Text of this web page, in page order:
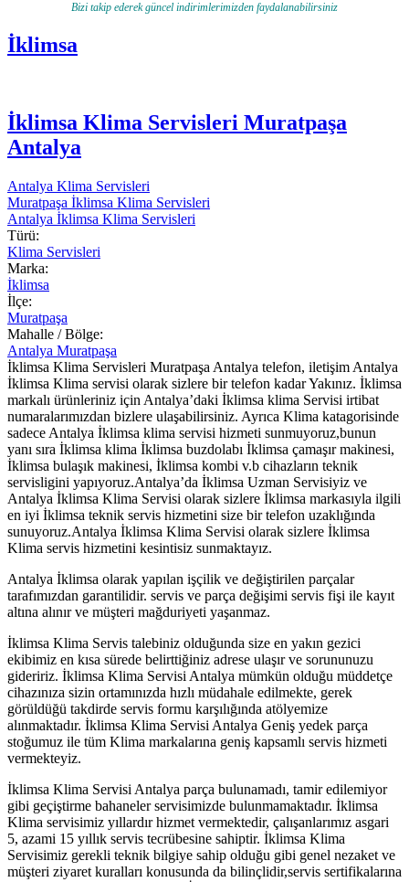
Bizi takip ederek güncel indirimlerimizden faydalanabilirsiniz
İklimsa
İklimsa Klima Servisleri Muratpaşa
Antalya
Antalya Klima Servisleri
Muratpaşa İklimsa Klima Servisleri
Antalya İklimsa Klima Servisleri
Türü:
Klima Servisleri
Marka:
İklimsa
İlçe:
Muratpaşa
Mahalle / Bölge:
Antalya Muratpaşa
İklimsa Klima Servisleri Muratpaşa Antalya telefon, iletişim Antalya
İklimsa Klima servisi olarak sizlere bir telefon kadar Yakınız. İklimsa
markalı ürünleriniz için Antalya’daki İklimsa klima Servisi irtibat
numaralarımızdan bizlere ulaşabilirsiniz. Ayrıca Klima katagorisinde
sadece Antalya İklimsa klima servisi hizmeti sunmuyoruz,bunun
yanı sıra İklimsa klima İklimsa buzdolabı İklimsa çamaşır makinesi,
İklimsa bulaşık makinesi, İklimsa kombi v.b cihazların teknik
servisligini yapıyoruz.Antalya’da İklimsa Uzman Servisiyiz ve
Antalya İklimsa Klima Servisi olarak sizlere İklimsa markasıyla ilgili
en iyi İklimsa teknik servis hizmetini size bir telefon uzaklığında
sunuyoruz.Antalya İklimsa Klima Servisi olarak sizlere İklimsa
Klima servis hizmetini kesintisiz sunmaktayız.
Antalya İklimsa olarak yapılan işçilik ve değiştirilen parçalar
tarafımızdan garantilidir. servis ve parça değişimi servis fişi ile kayıt
altına alınır ve müşteri mağduriyeti yaşanmaz.
İklimsa Klima Servis talebiniz olduğunda size en yakın gezici
ekibimiz en kısa sürede belirttiğiniz adrese ulaşır ve sorununuzu
gideririz. İklimsa Klima Servisi Antalya mümkün olduğu müddetçe
cihazınıza sizin ortamınızda hızlı müdahale edilmekte, gerek
görüldüğü takdirde servis formu karşılığında atölyemize
alınmaktadır. İklimsa Klima Servisi Antalya Geniş yedek parça
stoğumuz ile tüm Klima markalarına geniş kapsamlı servis hizmeti
vermekteyiz.
İklimsa Klima Servisi Antalya parça bulunamadı, tamir edilemiyor
gibi geçiştirme bahaneler servisimizde bulunmamaktadır. İklimsa
Klima servisimiz yıllardır hizmet vermektedir, çalışanlarımız asgari
5, azami 15 yıllık servis tecrübesine sahiptir. İklimsa Klima
Servisimiz gerekli teknik bilgiye sahip olduğu gibi genel nezaket ve
müşteri ziyaret kuralları konusunda da bilinçlidir,servis sertifikalarına